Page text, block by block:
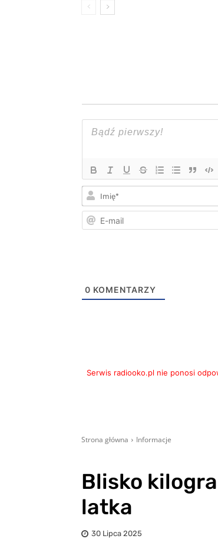
0 KOMENTARZY
Serwis radiooko.pl nie ponosi